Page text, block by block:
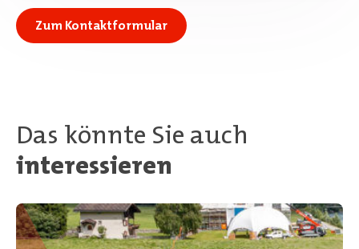
Zum Kontaktformular
Das könnte Sie auch
interessieren